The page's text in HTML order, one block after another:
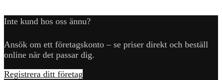
Inte kund hos oss ännu?
Ansök om ett företagskonto – se priser direkt och beställ
online när det passar dig.
Registrera ditt företag